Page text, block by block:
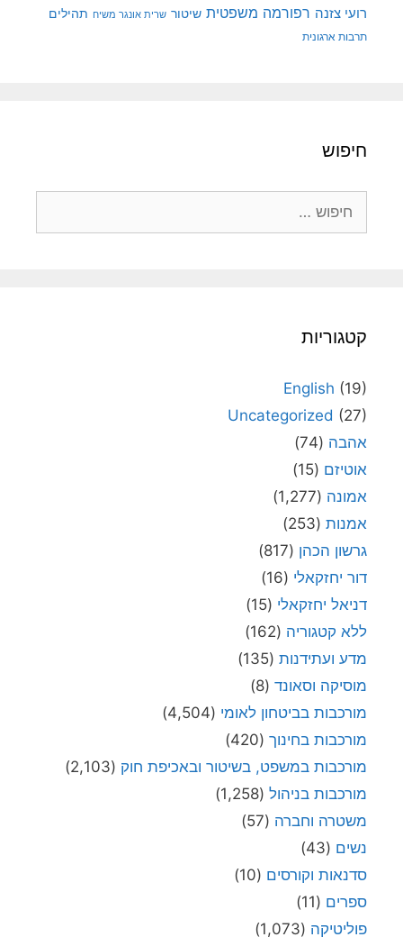
רועי צזנה רפורמה משפטית שיטור שרית אונגר משיח תהילים
תרבות ארגונית
חיפוש
קטגוריות
English (19)
Uncategorized (27)
אהבה (74)
אוטיזם (15)
אמונה (1,277)
אמנות (253)
גרשון הכהן (817)
דור יחזקאלי (16)
דניאל יחזקאלי (15)
ללא קטגוריה (162)
מדע ועתידנות (135)
מוסיקה וסאונד (8)
מורכבות בביטחון לאומי (4,504)
מורכבות בחינוך (420)
מורכבות במשפט, בשיטור ובאכיפת חוק (2,103)
מורכבות בניהול (1,258)
משטרה וחברה (57)
נשים (43)
סדנאות וקורסים (10)
ספרים (11)
פוליטיקה (1,073)